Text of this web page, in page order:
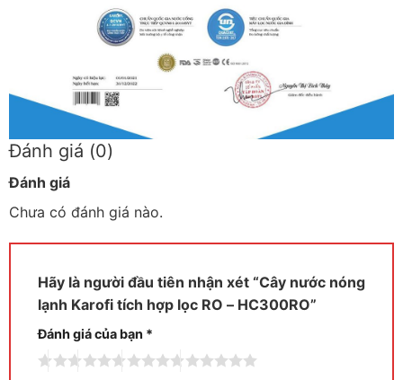
Đánh giá (0)
Đánh giá
Chưa có đánh giá nào.
Hãy là người đầu tiên nhận xét “Cây nước nóng
lạnh Karofi tích hợp lọc RO – HC300RO”
Đánh giá của bạn *